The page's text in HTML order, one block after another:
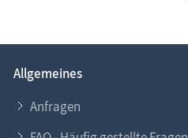
Allgemeines
Anfragen